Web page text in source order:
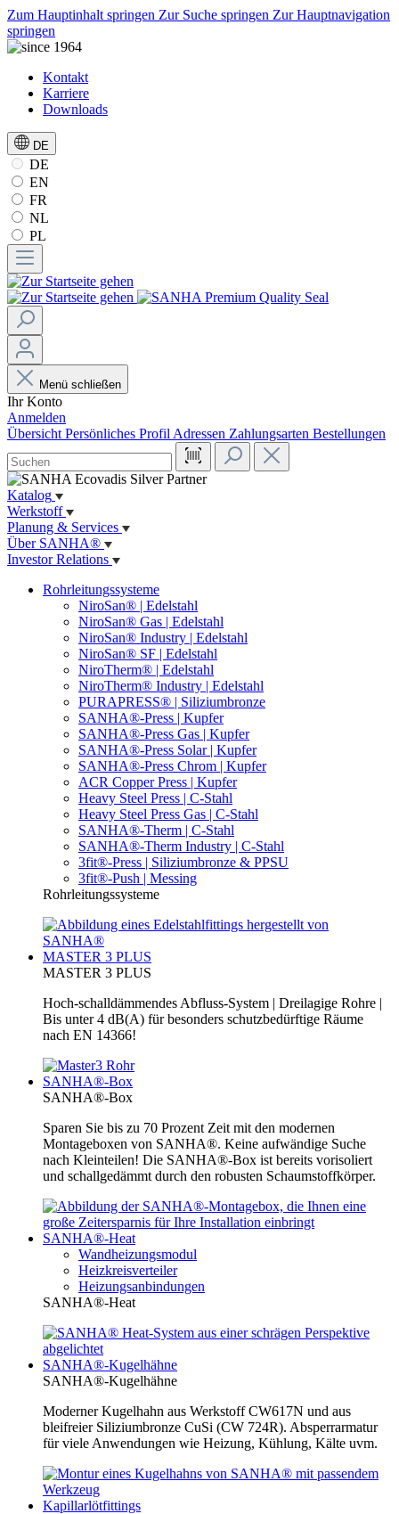
Zum Hauptinhalt springen Zur Suche springen Zur Hauptnavigation
springen
Kontakt
Karriere
Downloads
DE
DE
EN
FR
NL
PL
Menü schließen
Ihr Konto
Anmelden
Übersicht Persönliches Profil Adressen Zahlungsarten Bestellungen
Katalog
Werkstoff
Planung & Services
Über SANHA®
Investor Relations
Rohrleitungssysteme
NiroSan® | Edelstahl
NiroSan® Gas | Edelstahl
NiroSan® Industry | Edelstahl
NiroSan® SF | Edelstahl
NiroTherm® | Edelstahl
NiroTherm® Industry | Edelstahl
PURAPRESS® | Siliziumbronze
SANHA®-Press | Kupfer
SANHA®-Press Gas | Kupfer
SANHA®-Press Solar | Kupfer
SANHA®-Press Chrom | Kupfer
ACR Copper Press | Kupfer
Heavy Steel Press | C-Stahl
Heavy Steel Press Gas | C-Stahl
SANHA®-Therm | C-Stahl
SANHA®-Therm Industry | C-Stahl
3fit®-Press | Siliziumbronze & PPSU
3fit®-Push | Messing
Rohrleitungssysteme
MASTER 3 PLUS
MASTER 3 PLUS
Hoch-schalldämmendes Abfluss-System | Dreilagige Rohre |
Bis unter 4 dB(A) für besonders schutzbedürftige Räume
nach EN 14366!
SANHA®-Box
SANHA®-Box
Sparen Sie bis zu 70 Prozent Zeit mit den modernen
Montageboxen von SANHA®. Keine aufwändige Suche
nach Kleinteilen! Die SANHA®-Box ist bereits vorisoliert
und schallgedämmt durch den robusten Schaumstoffkörper.
SANHA®-Heat
Wandheizungsmodul
Heizkreisverteiler
Heizungsanbindungen
SANHA®-Heat
SANHA®-Kugelhähne
SANHA®-Kugelhähne
Moderner Kugelhahn aus Werkstoff CW617N und aus
bleifreier Siliziumbronze CuSi (CW 724R). Absperrarmatur
für viele Anwendungen wie Heizung, Kühlung, Kälte uvm.
Kapillarlötfittings